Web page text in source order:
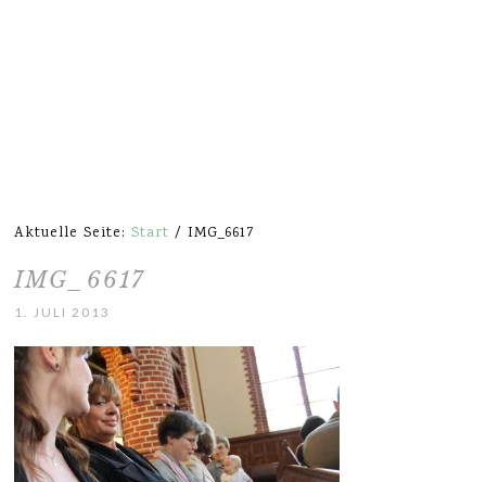
Aktuelle Seite:Start / IMG_6617
IMG_6617
1. JULI 2013